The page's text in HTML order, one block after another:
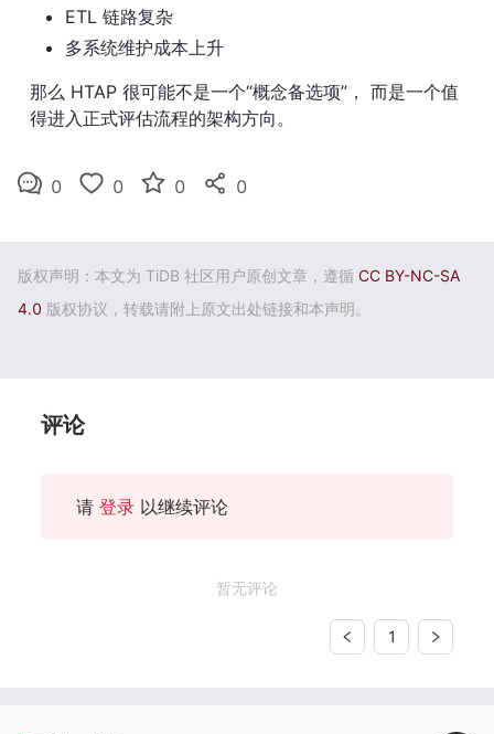
ETL 链路复杂
多系统维护成本上升
那么 HTAP 很可能不是一个“概念备选项”， 而是一个值
得进入正式评估流程的架构方向。
0 0 0 0
版权声明：本文为 TiDB 社区用户原创文章，遵循 CC BY-NC-SA
4.0 版权协议，转载请附上原文出处链接和本声明。
评论
请 登录 以继续评论
暂无评论
1